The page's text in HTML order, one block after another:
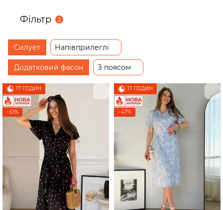
Фільтр 2
Силует Напівприлеглі
Додатковий фасон З поясом
17 ГОДИН
−51%
17 ГОДИН
−47%